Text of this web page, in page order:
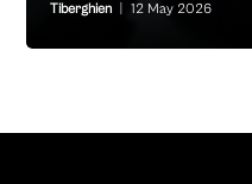
Tiberghien 12 May 2026